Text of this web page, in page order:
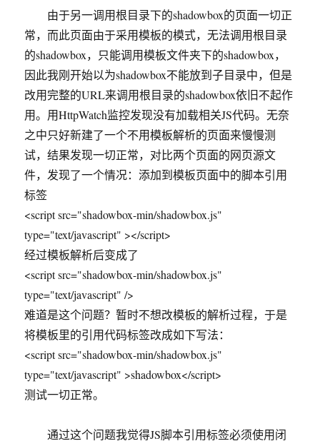
题
的
解
决
方
法
由于另一调用根目录下的shadowbox的页面一切正
常，而此页面由于采用模板的模式，无法调用根目录
的shadowbox，只能调用模板文件夹下的shadowbox，
因此我刚开始以为shadowbox不能放到子目录中，但是
改用完整的URL来调用根目录的shadowbox依旧不起作
用。用HttpWatch监控发现没有加载相关JS代码。无奈
之中只好新建了一个不用模板解析的页面来慢慢测
试，结果发现一切正常，对比两个页面的网页源文
件，发现了一个情况：添加到模板页面中的脚本引用
标签
<script src="shadowbox-min/shadowbox.js"
type="text/javascript" ></script>
经过模板解析后变成了
<script src="shadowbox-min/shadowbox.js"
type="text/javascript" />
难道是这个问题？暂时不想改模板的解析过程，于是
将模板里的引用代码标签改成如下写法：
<script src="shadowbox-min/shadowbox.js"
type="text/javascript" >shadowbox</script>
测试一切正常。
通过这个问题我觉得JS脚本引用标签必须使用闭